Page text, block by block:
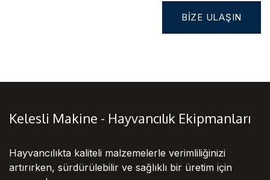
BIZE ULAŞIN
Kelesli Makine - Hayvancılık Ekipmanları
Hayvancılıkta kaliteli malzemelerle verimliliğinizi
artırırken, sürdürülebilir ve sağlıklı bir üretim için